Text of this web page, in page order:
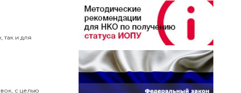
и для
с целью